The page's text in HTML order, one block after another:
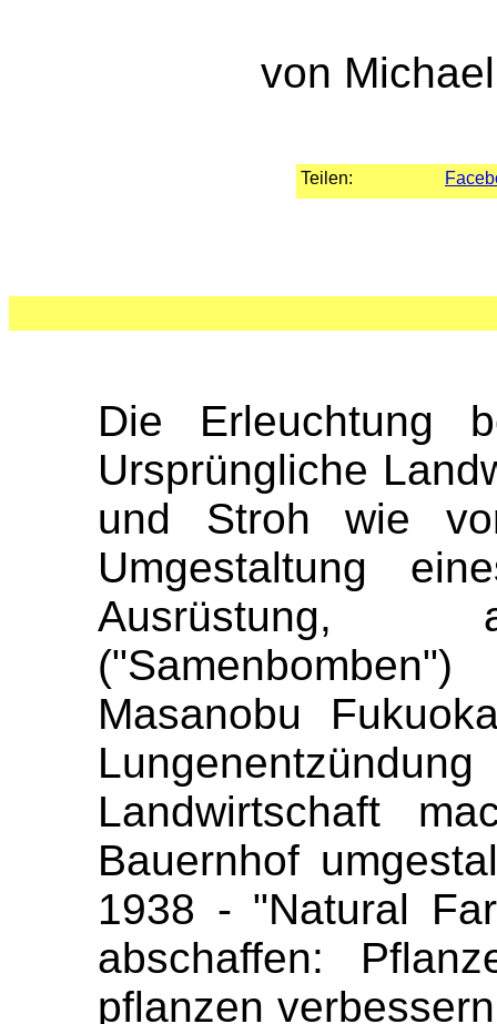
von
Teilen:
Die Erleuchtung
Ursprüngliche
und Stroh wie
Umgestaltung
Ausrüstung,
Masanobu
Landwirtschaft
Bauernhof
1938 - "Natural
abschaffen:
pflanzen